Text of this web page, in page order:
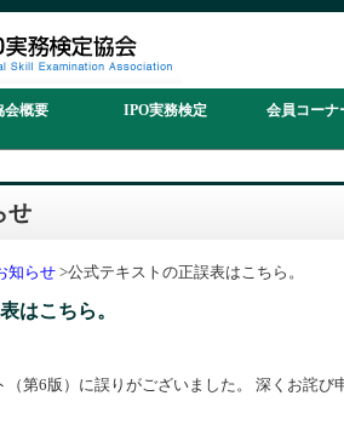
会概要 IPO実務検定 会員コーナ
せ
知らせ >公式テキストの正誤表はこちら。
はこちら。
（第6版）に誤りがございました。 深くお詫